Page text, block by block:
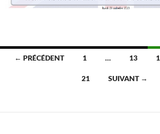
Navigation
← PRÉCÉDENT 1 … 13
21 SUIVANT →